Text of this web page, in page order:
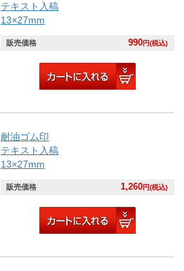
テキスト入稿
13×27mm
販売価格 990円(税込)
耐油ゴム印
テキスト入稿
13×27mm
販売価格 1,260円(税込)